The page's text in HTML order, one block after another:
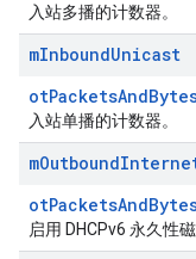
入站多播的计数器。
mInboundUnicast
入站单播的计数器。
mOutbound
启用 DHCPv6 永久性